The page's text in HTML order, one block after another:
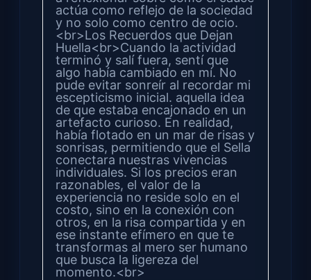
actúa como reflejo de la sociedad
y no solo como centro de ocio.
<br>Los Recuerdos que Dejan
Huella<br>Cuando la actividad
terminó y salí fuera, sentí que
algo había cambiado en mí. No
pude evitar sonreír al recordar mi
escepticismo inicial. aquella idea
de que estaba encajonado en un
artefacto curioso. En realidad,
había flotado en un mar de risas y
sonrisas, permitiendo que el Sella
conectara nuestras vivencias
individuales. Si los precios eran
razonables, el valor de la
experiencia no reside solo en el
costo, sino en la conexión con
otros, en la risa compartida y en
ese instante efímero en que te
transformas al mero ser humano
que busca la ligereza del
momento.<br>